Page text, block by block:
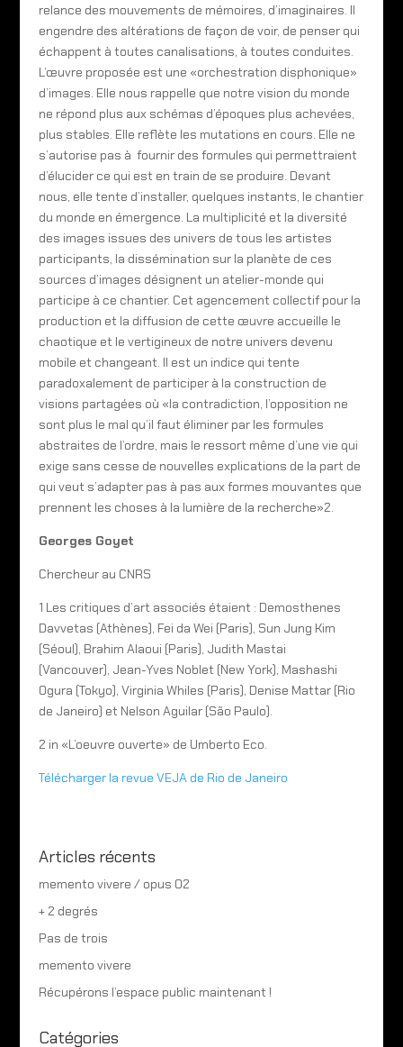
relance des mouvements de mémoires, d’imaginaires. Il
engendre des altérations de façon de voir, de penser qui
échappent à toutes canalisations, à toutes conduites.
L’œuvre proposée est une «orchestration disphonique»
d’images. Elle nous rappelle que notre vision du monde
ne répond plus aux schémas d’époques plus achevées,
plus stables. Elle reflète les mutations en cours. Elle ne
s’autorise pas à fournir des formules qui permettraient
d’élucider ce qui est en train de se produire. Devant
nous, elle tente d’installer, quelques instants, le chantier
du monde en émergence. La multiplicité et la diversité
des images issues des univers de tous les artistes
participants, la dissémination sur la planète de ces
sources d’images désignent un atelier-monde qui
participe à ce chantier. Cet agencement collectif pour la
production et la diffusion de cette œuvre accueille le
chaotique et le vertigineux de notre univers devenu
mobile et changeant. Il est un indice qui tente
paradoxalement de participer à la construction de
visions partagées où «la contradiction, l’opposition ne
sont plus le mal qu’il faut éliminer par les formules
abstraites de l’ordre, mais le ressort même d’une vie qui
exige sans cesse de nouvelles explications de la part de
qui veut s’adapter pas à pas aux formes mouvantes que
prennent les choses à la lumière de la recherche»2.
Georges Goyet
Chercheur au CNRS
1 Les critiques d’art associés étaient : Demosthenes
Davvetas (Athènes), Fei da Wei (Paris), Sun Jung Kim
(Séoul), Brahim Alaoui (Paris), Judith Mastai
(Vancouver), Jean-Yves Noblet (New York), Mashashi
Ogura (Tokyo), Virginia Whiles (Paris), Denise Mattar (Rio
de Janeiro) et Nelson Aguilar (São Paulo).
2 in «L’oeuvre ouverte» de Umberto Eco.
Télécharger la revue VEJA de Rio de Janeiro
Articles récents
memento vivere / opus 02
+ 2 degrés
Pas de trois
memento vivere
Récupérons l’espace public maintenant !
Catégories